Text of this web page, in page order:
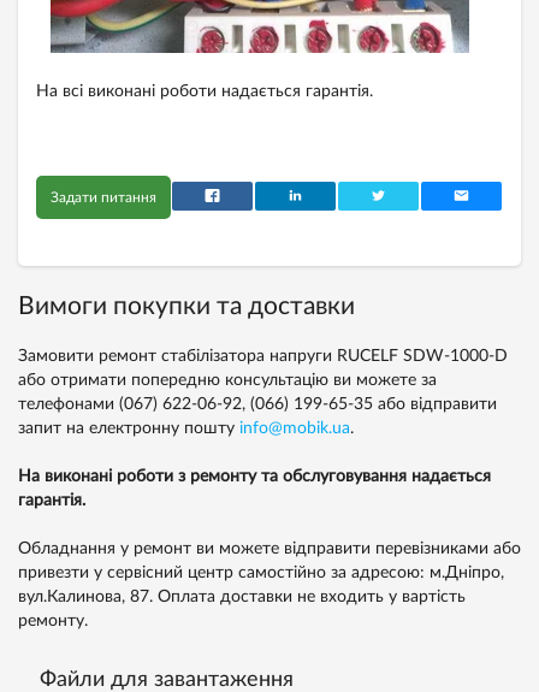
На всі виконані роботи надається гарантія.
Задати питання
Вимоги покупки та доставки
Замовити ремонт стабілізатора напруги RUCELF SDW-1000-D
або отримати попередню консультацію ви можете за
телефонами (067) 622-06-92, (066) 199-65-35 або відправити
запит на електронну пошту info@mobik.ua.
На виконані роботи з ремонту та обслуговування надається
гарантія.
Обладнання у ремонт ви можете відправити перевізниками або
привезти у сервісний центр самостійно за адресою: м.Дніпро,
вул.Калинова, 87. Оплата доставки не входить у вартість
ремонту.
Файли для завантаження